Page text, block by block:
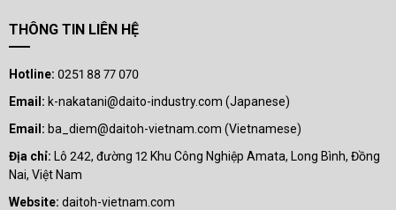
THÔNG TIN LIÊN HỆ
Hotline: 0251 88 77 070
Email: k-nakatani@daito-industry.com (Japanese)
Email: ba_diem@daitoh-vietnam.com (Vietnamese)
Địa chỉ: Lô 242, đường 12 Khu Công Nghiệp Amata, Long Bình, Đồng
Nai, Việt Nam
Website: daitoh-vietnam.com